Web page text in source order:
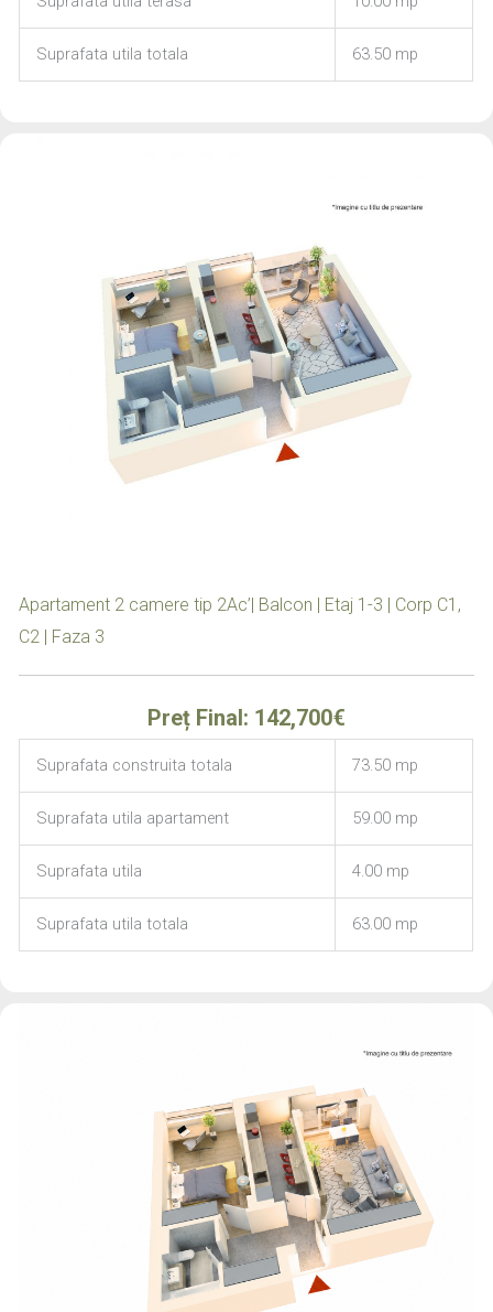
Suprafata utila totala 63.50 mp
Apartament 2 camere tip 2Ac’| Balcon | Etaj 1-3 | Corp C1,
C2 | Faza 3
Preț Final: 142,700€
Suprafata construita totala 73.50 mp
Suprafata utila apartament 59.00 mp
Suprafata utila 4.00 mp
Suprafata utila totala 63.00 mp